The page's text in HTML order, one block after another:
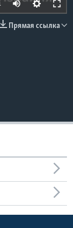
Прямая ссылка